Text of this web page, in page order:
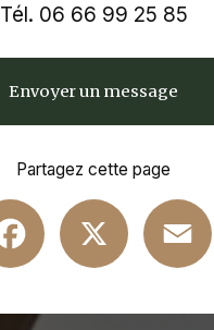
Tél. 06 66 99 25 85
Envoyer un message
Partagez cette page
Facebook